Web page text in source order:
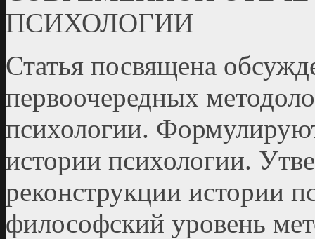
ПСИХОЛОГИИ
Статья посвящена
первоочередных
психологии.
истории психологии.
реконструкции истории
философский уровень